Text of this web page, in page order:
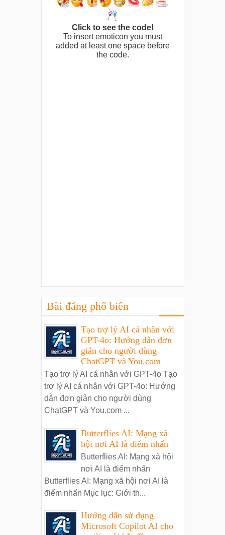
Click to see the code!
To insert emoticon you must
added at least one space before
the code.
Bài đăng phổ biến
Tạo trợ lý AI cá nhân với
GPT-4o: Hướng dẫn đơn
giản cho người dùng
ChatGPT và You.com
Tạo trợ lý AI cá nhân với GPT-4o Tạo
trợ lý AI cá nhân với GPT-4o: Hướng
dẫn đơn giản cho người dùng
ChatGPT và You.com ...
Butterflies AI: Mạng xã
hội nơi AI là điểm nhấn
Butterflies AI: Mạng xã hội
nơi AI là điểm nhấn
Butterflies AI: Mạng xã hội nơi AI là
điểm nhấn Mục lục: Giới th...
Hướng dẫn sử dụng
Microsoft Copilot AI cho